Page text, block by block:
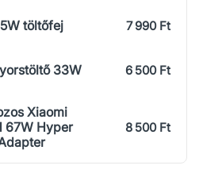
töltőfej 7 990 Ft
33W 6 500 Ft
Xiaomi
67W Hyper
8 500 Ft